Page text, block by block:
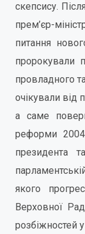
скепсису.
прем’єр-
питання
пророкували
провладного
очікували від
а саме
реформи
президента
якого
Верховної
розбіжностей